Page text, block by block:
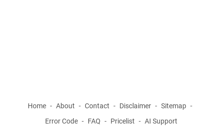
Home About Contact Disclaimer
Sitemap
Error Code
FAQ Pricelist AI Support